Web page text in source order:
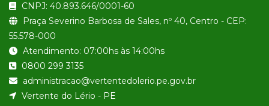
CNPJ: 40.893.646/0001-60
Praça Severino Barbosa de Sales, nº 40, Centro - CEP:
55.578-000
Atendimento: 07:00hs às 14:00hs
0800 299 3135
administracao@vertentedolerio.pe.gov.br
Vertente do Lério - PE